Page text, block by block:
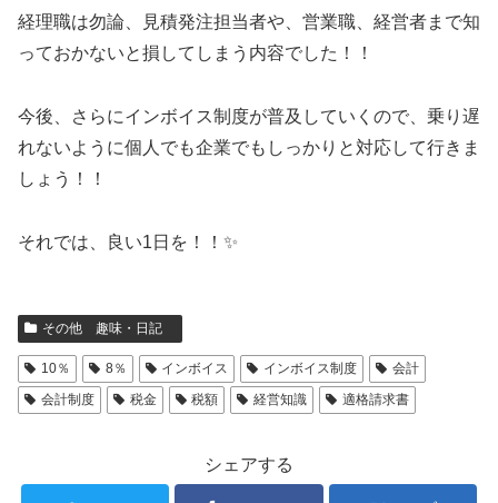
経理職は勿論、見積発注担当者や、営業職、経営者まで知
っておかないと損してしまう内容でした！！
今後、さらにインボイス制度が普及していくので、乗り遅
れないように個人でも企業でもしっかりと対応して行きま
しょう！！
それでは、良い1日を！！✨
その他 趣味・日記
10％ 8％ インボイス インボイス制度
会計
会計制度
税金 税額 経営知識 適格請求書
シェアする